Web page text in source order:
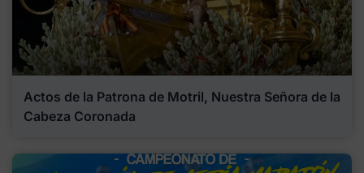
Actos de la Patrona de Motril, Nuestra Señora de la
Cabeza Coronada